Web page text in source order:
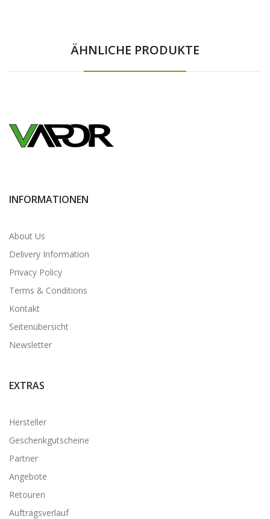
ÄHNLICHE PRODUKTE
INFORMATIONEN
About Us
Delivery Information
Privacy Policy
Terms & Conditions
Kontakt
Seitenübersicht
Newsletter
EXTRAS
Hersteller
Geschenkgutscheine
Partner
Angebote
Retouren
Auftragsverlauf